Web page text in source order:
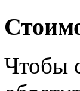
Чтобы